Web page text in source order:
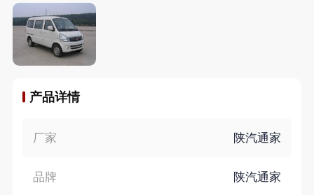
汽配产品车型适配
汽配产品电子目录
产品详情
厂家 陕汽通家
品牌 陕汽通家